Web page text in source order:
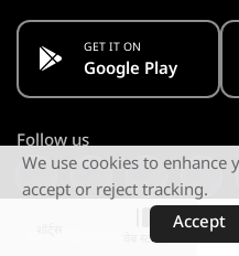
वेब स्टोरीज़
GET IT ON
Google Play
Follow us
Stay Informed. Get Notified
We use cookies to enhance
accept or reject tracking.
Accept